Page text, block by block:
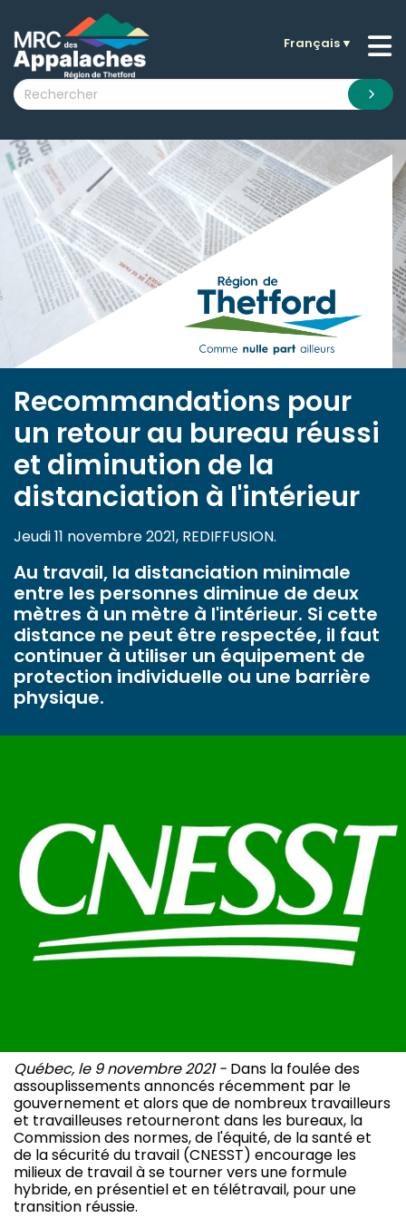
submenu (La MRC )
submenu (Citoyens )
submenu (Visiteurs )
submenu (Nouvelles )
submenu (Documentation )
Français▼
Recommandations pour
un retour au bureau réussi
et diminution de la
distanciation à l'intérieur
Jeudi 11 novembre 2021, REDIFFUSION.
Au travail, la distanciation minimale
entre les personnes diminue de deux
mètres à un mètre à l'intérieur. Si cette
distance ne peut être respectée, il faut
continuer à utiliser un équipement de
protection individuelle ou une barrière
physique.
Québec, le 9 novembre 2021 - Dans la foulée des
assouplissements annoncés récemment par le
gouvernement et alors que de nombreux travailleurs
et travailleuses retourneront dans les bureaux, la
Commission des normes, de l'équité, de la santé et
de la sécurité du travail (CNESST) encourage les
milieux de travail à se tourner vers une formule
hybride, en présentiel et en télétravail, pour une
transition réussie.